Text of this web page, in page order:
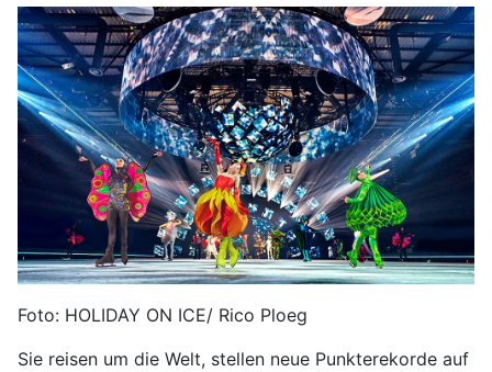
Foto: HOLIDAY ON ICE/ Rico Ploeg
Sie reisen um die Welt, stellen neue Punkterekorde auf